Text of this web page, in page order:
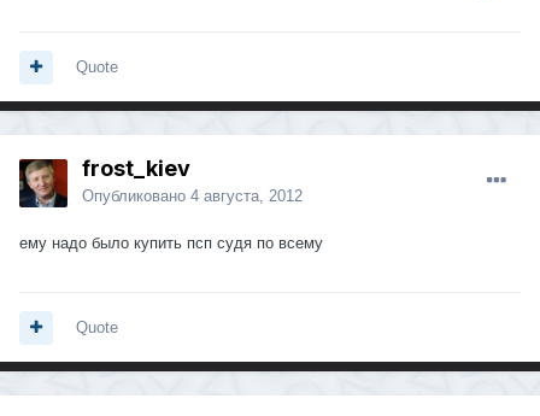
Quote
frost_kiev
Опубликовано 4 августа, 2012
ему надо было купить псп судя по всему
Quote